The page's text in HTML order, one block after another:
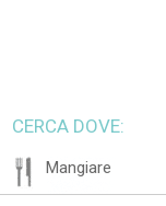
CERCA DOVE:
Mangiare